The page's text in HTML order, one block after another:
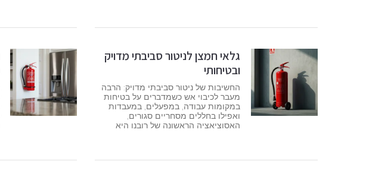
גלאי חמצן לניטור סביבתי מדויק
ובטיחותי
החשיבות של ניטור סביבתי מדויק: הרבה
מעבר לכיבוי אש כשמדברים על בטיחות
במקומות עבודה, במפעלים, במעבדות
ואפילו בחללים מסחריים סגורים,
האסוציאציה הראשונה של רובנו היא